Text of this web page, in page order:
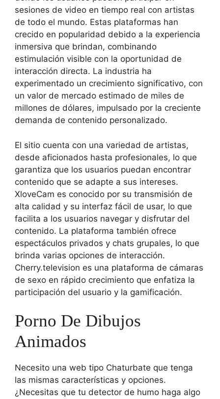
sesiones de video en tiempo real con artistas
de todo el mundo. Estas plataformas han
crecido en popularidad debido a la experiencia
inmersiva que brindan, combinando
estimulación visible con la oportunidad de
interacción directa. La industria ha
experimentado un crecimiento significativo, con
un valor de mercado estimado de miles de
millones de dólares, impulsado por la creciente
demanda de contenido personalizado.
El sitio cuenta con una variedad de artistas,
desde aficionados hasta profesionales, lo que
garantiza que los usuarios puedan encontrar
contenido que se adapte a sus intereses.
XloveCam es conocido por su transmisión de
alta calidad y su interfaz fácil de usar, lo que
facilita a los usuarios navegar y disfrutar del
contenido. La plataforma también ofrece
espectáculos privados y chats grupales, lo que
brinda varias opciones de interacción.
Cherry.television es una plataforma de cámaras
de sexo en rápido crecimiento que enfatiza la
participación del usuario y la gamificación.
Porno De Dibujos
Animados
Necesito una web tipo Chaturbate que tenga
las mismas características y opciones.
¿Necesitas que tu detector de humo haga algo